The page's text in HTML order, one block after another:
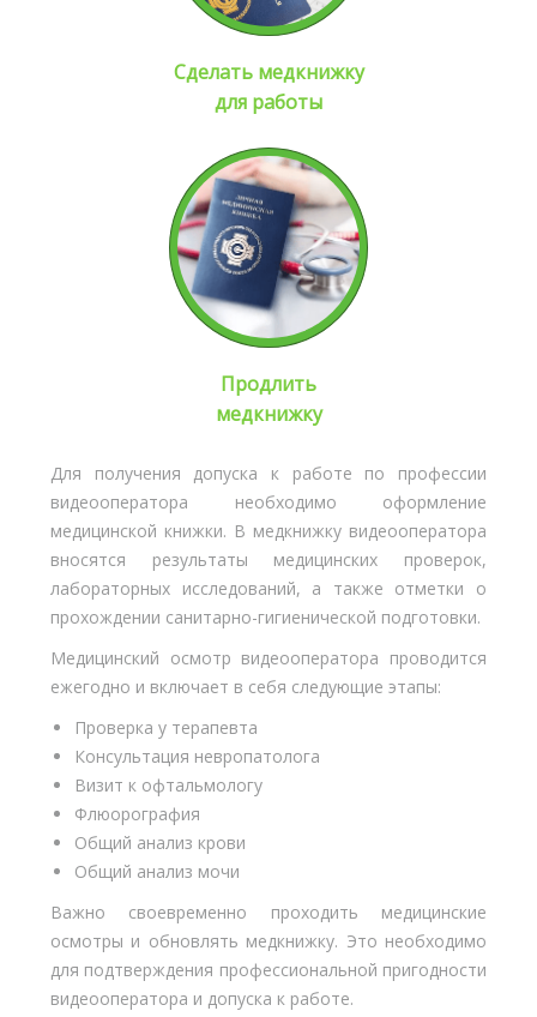
Сделать медкнижку
для работы
Продлить
медкнижку
Для получения допуска к работе по профессии
видеооператора необходимо оформление
медицинской книжки. В медкнижку видеооператора
вносятся результаты медицинских проверок,
лабораторных исследований, а также отметки о
прохождении санитарно-гигиенической подготовки.
Медицинский осмотр видеооператора проводится
ежегодно и включает в себя следующие этапы:
Проверка у терапевта
Консультация невропатолога
Визит к офтальмологу
Флюорография
Общий анализ крови
Общий анализ мочи
Важно своевременно проходить медицинские
осмотры и обновлять медкнижку. Это необходимо
для подтверждения профессиональной пригодности
видеооператора и допуска к работе.